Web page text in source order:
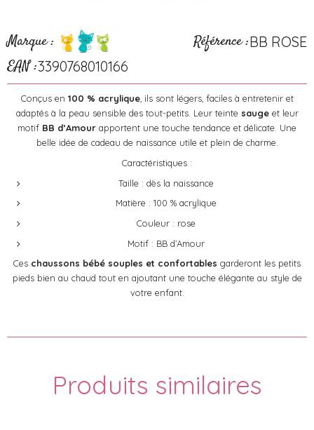
Marque : Référence :BB ROSE
EAN :3390768010166
Conçus en 100 % acrylique, ils sont légers, faciles à entretenir et
adaptés à la peau sensible des tout-petits. Leur teinte saugeet leur
motif BB d’Amour apportent une touche tendance et délicate. Une
belle idée de cadeau de naissance utile et plein de charme.
Caractéristiques :
Taille : dès la naissance
Matière : 100 % acrylique
Couleur : rose
Motif : BB d’Amour
Ces chaussons bébé souples et confortables garderont les petits
pieds bien au chaud tout en ajoutant une touche élégante au style de
votre enfant.
Produits similaires